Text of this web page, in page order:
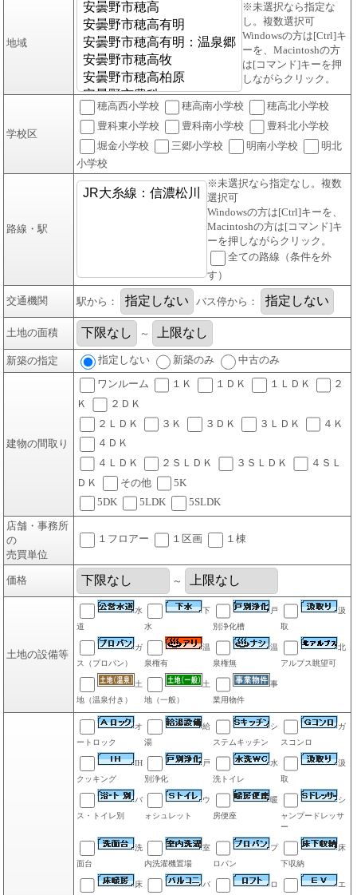
地域
※未選択なら指定な
し。複数選択可
Windowsの方は[Ctrl]キ
ーを、Macintoshの方
は[コマンド]キーを押
しながらクリック。
学校区
穂高西小学校 穂高南小学校
穂高北小学校
豊科東小学校
豊科南小学校
豊科北小学校
堀金小学校
三郷小学校 明南小学校
明北
小学校
路線・駅
※未選択なら指定なし。複数
選択可
Windowsの方は[Ctrl]キーを、
Macintoshの方は[コマンド]キ
ーを押しながらクリック。
全ての路線（条件を外
す）
交通機関 駅から： バス停から：
土地の面積 ～
新築の指定 指定しない 新築のみ 中古のみ
建物の間取り
ワンルーム １Ｋ １ＤＫ １ＬＤＫ
２
Ｋ
２ＤＫ
２ＬＤＫ
３Ｋ ３ＤＫ ３ＬＤＫ
４Ｋ
４ＤＫ
４ＬＤＫ
２ＳＬＤＫ ３ＳＬＤＫ
４ＳＬ
ＤＫ
その他
5K
5DK
5LDK
5SLDK
店舗・事務所
の
売買単位
１フロアー １区画 １棟
価格 ～
土地の設備等
水
道
下
水
戸
別浄化槽
汲
取
ガ
ス（プロパン）
温
泉権有
温
泉権無
北
アルプス眺望可
土
地（温泉付き）
土
地（一般）
事
業用物件
オ
ートロック
給
湯
シ
ステムキッチン
ガ
スコンロ
IH
クッキング
戸
別浄化
水
洗トイレ
汲
取
バ
ス・トイレ別
ウ
ォシュレット
暖
房便座
シ
ャンプードレッサ
ー
洗
面台
室
内洗濯機置場
プ
ロパン
床
下収納
床 バ ロ エ